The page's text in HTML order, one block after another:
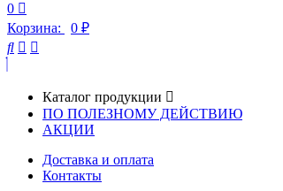
0
Корзина:
0 ₽
Каталог продукции
ПО ПОЛЕЗНОМУ ДЕЙСТВИЮ
АКЦИИ
Доставка и оплата
Контакты